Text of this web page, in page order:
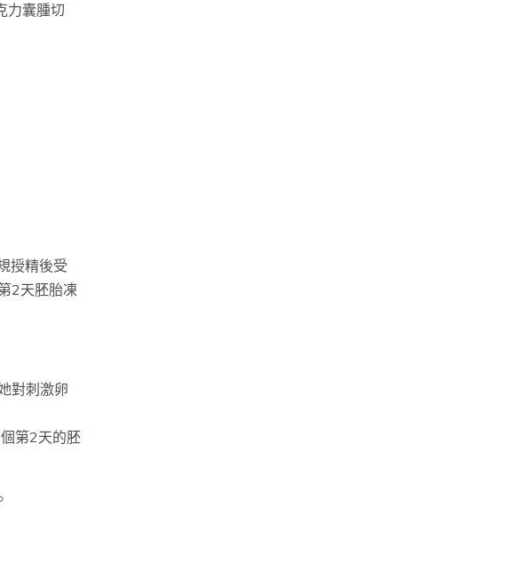
力囊腫切
授精後受
2天胚胎凍
對刺激卵
第2天的胚